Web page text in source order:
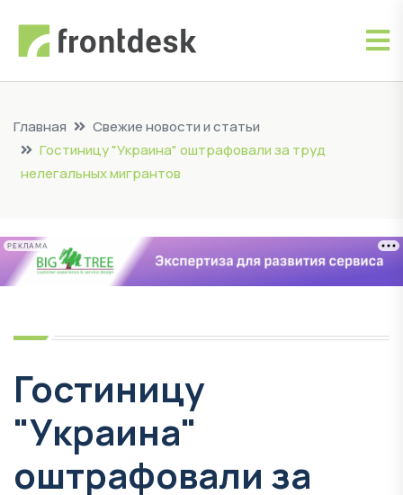
Главная
Свежие новости и статьи
Гостиницу "Украина" оштрафовали за труд
нелегальных мигрантов
РЕКЛАМА
Гостиницу
"Украина"
оштрафовали за